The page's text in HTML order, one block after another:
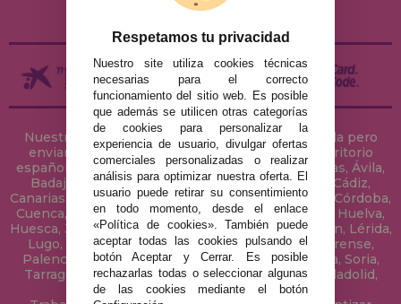
DEVOLUCIONES / DESISTIMIENTO
Nuestra tienda de puzzles está ubicada en Sevilla pero
enviamos tus puzzles a cualquier ciudad del territorio
español: Álava, Albacete, Alicante, Almería, Asturias, Ávila,
Badajoz, Baleares, Barcelona, Burgos, Cáceres, Cádiz,
Canarias, Cantabria, Castellón, Ceuta, Ciudad Real, Córdoba,
Cuenca, Gerona, Granada, Guadalajara, Guipúzcoa, Huelva,
Huesca, Jaén, La Coruña, La Rioja, Las Palmas, Leon, Lérida,
Lugo, Madrid, Málaga, Melilla, Murcia, Navarra, Orense,
Palencia, Pontevedra, Salamanca, Segovia, Sevilla, Soria,
Tarragona, Tenerife, Teruel, Toledo, Valencia, Valladolid,
Vizcaya, Zamora y Zaragoza.
Respetamos tu privacidad
Nuestro site utiliza cookies técnicas
necesarias para el correcto
funcionamiento del sitio web. Es posible
que además se utilicen otras categorías
de cookies para personalizar la
experiencia de usuario, divulgar ofertas
comerciales personalizadas o realizar
análisis para optimizar nuestra oferta. El
usuario puede retirar su consentimiento
en todo momento, desde el enlace
«Política de cookies». También puede
aceptar todas las cookies pulsando el
botón Aceptar y Cerrar. Es posible
rechazarlas todas o seleccionar algunas
de las cookies mediante el botón